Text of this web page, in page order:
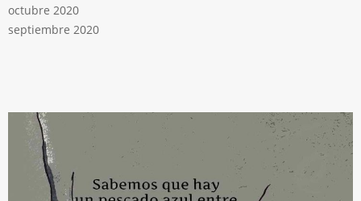
octubre 2020
septiembre 2020